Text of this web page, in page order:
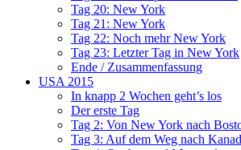
Tag 20: New York
Tag 21: New York
Tag 22: Noch mehr New York
Tag 23: Letzter Tag in New York
Ende / Zusammenfassung
USA 2015
In knapp 2 Wochen geht’s los
Der erste Tag
Tag 2: Von New York nach
Tag 3: Auf dem Weg nach